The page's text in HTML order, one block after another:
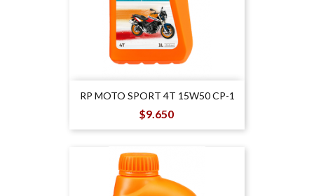
RP MOTO SPORT 4T 15W50 CP-1
Precio
$9.650